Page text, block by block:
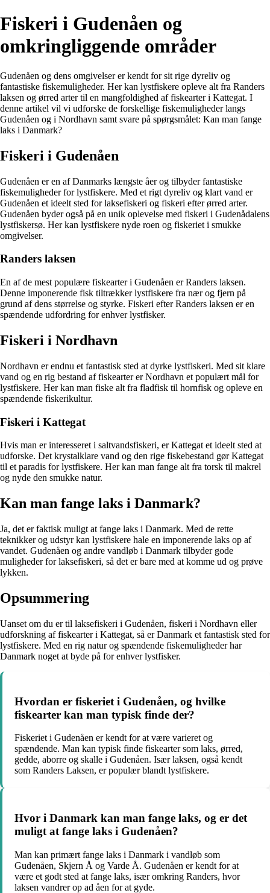
Fiskeri i Gudenåen og
omkringliggende områder
Gudenåen og dens omgivelser er kendt for sit rige dyreliv og
fantastiske fiskemuligheder. Her kan lystfiskere opleve alt fra Randers
laksen og ørred arter til en mangfoldighed af fiskearter i Kattegat. I
denne artikel vil vi udforske de forskellige fiskemuligheder langs
Gudenåen og i Nordhavn samt svare på spørgsmålet: Kan man fange
laks i Danmark?
Fiskeri i Gudenåen
Gudenåen er en af Danmarks længste åer og tilbyder fantastiske
fiskemuligheder for lystfiskere. Med et rigt dyreliv og klart vand er
Gudenåen et ideelt sted for laksefiskeri og fiskeri efter ørred arter.
Gudenåen byder også på en unik oplevelse med fiskeri i Gudenådalens
lystfiskersø. Her kan lystfiskere nyde roen og fiskeriet i smukke
omgivelser.
Randers laksen
En af de mest populære fiskearter i Gudenåen er Randers laksen.
Denne imponerende fisk tiltrækker lystfiskere fra nær og fjern på
grund af dens størrelse og styrke. Fiskeri efter Randers laksen er en
spændende udfordring for enhver lystfisker.
Fiskeri i Nordhavn
Nordhavn er endnu et fantastisk sted at dyrke lystfiskeri. Med sit klare
vand og en rig bestand af fiskearter er Nordhavn et populært mål for
lystfiskere. Her kan man fiske alt fra fladfisk til hornfisk og opleve en
spændende fiskerikultur.
Fiskeri i Kattegat
Hvis man er interesseret i saltvandsfiskeri, er Kattegat et ideelt sted at
udforske. Det krystalklare vand og den rige fiskebestand gør Kattegat
til et paradis for lystfiskere. Her kan man fange alt fra torsk til makrel
og nyde den smukke natur.
Kan man fange laks i Danmark?
Ja, det er faktisk muligt at fange laks i Danmark. Med de rette
teknikker og udstyr kan lystfiskere hale en imponerende laks op af
vandet. Gudenåen og andre vandløb i Danmark tilbyder gode
muligheder for laksefiskeri, så det er bare med at komme ud og prøve
lykken.
Opsummering
Uanset om du er til laksefiskeri i Gudenåen, fiskeri i Nordhavn eller
udforskning af fiskearter i Kattegat, så er Danmark et fantastisk sted for
lystfiskere. Med en rig natur og spændende fiskemuligheder har
Danmark noget at byde på for enhver lystfisker.
Hvordan er fiskeriet i Gudenåen, og hvilke
fiskearter kan man typisk finde der?
Fiskeriet i Gudenåen er kendt for at være varieret og
spændende. Man kan typisk finde fiskearter som laks, ørred,
gedde, aborre og skalle i Gudenåen. Især laksen, også kendt
som Randers Laksen, er populær blandt lystfiskere.
Hvor i Danmark kan man fange laks, og er det
muligt at fange laks i Gudenåen?
Man kan primært fange laks i Danmark i vandløb som
Gudenåen, Skjern Å og Varde Å. Gudenåen er kendt for at
være et godt sted at fange laks, især omkring Randers, hvor
laksen vandrer op ad åen for at gyde.